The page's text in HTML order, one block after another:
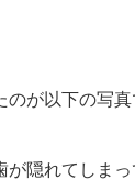
が以下の写真
が隠れてしま